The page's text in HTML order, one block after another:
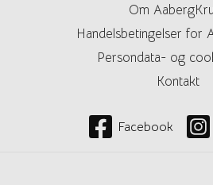
Om
Handelsbetingelser for
Persondata- og
Kontakt
Facebook